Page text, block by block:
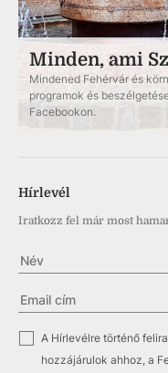
Minden, ami
Mindened Fehérvár és
programok és
Facebookon.
Hírlevél
Iratkozz fel már most
✓
A Hírlevélre történő
hozzájárulok ahhoz, a